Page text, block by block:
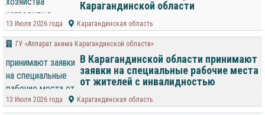
Карагандинской области
13 Июля 2026 года Карагандинская область
ГУ «Аппарат акима Карагандинской области»
В Карагандинской области принимают
заявки на специальные рабочие места
от жителей с инвалидностью
13 Июля 2026 года Карагандинская область